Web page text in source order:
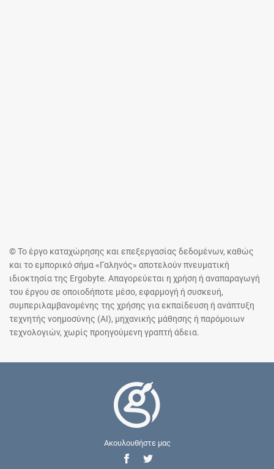
© Το έργο καταχώρησης και επεξεργασίας δεδομένων, καθώς
και το εμπορικό σήμα «Γαληνός» αποτελούν πνευματική
ιδιοκτησία της Ergobyte. Απαγορεύεται η χρήση ή αναπαραγωγή
του έργου σε οποιοδήποτε μέσο, εφαρμογή ή συσκευή,
συμπεριλαμβανομένης της χρήσης για εκπαίδευση ή ανάπτυξη
τεχνητής νοημοσύνης (AI), μηχανικής μάθησης ή παρόμοιων
τεχνολογιών, χωρίς προηγούμενη γραπτή άδεια.
Ακουλουθήστε μας